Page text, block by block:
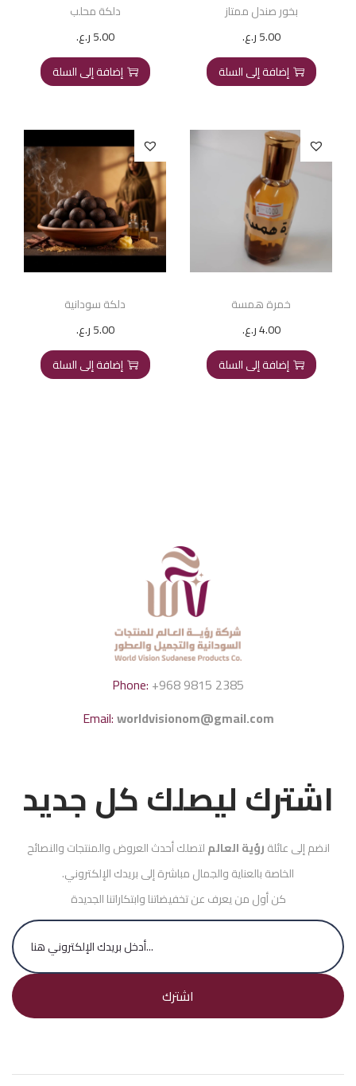
بخور صندل ممتاز
5.00ر.ع.
إضافة إلى السلة
دلكة محلب
5.00ر.ع.
إضافة إلى السلة
خمرة همسة
4.00ر.ع.
إضافة إلى السلة
دلكة سودانية
5.00ر.ع.
إضافة إلى السلة
Phone: +968 9815 2385
Email:worldvisionom@gmail.com
اشترك ليصلك كل جديد
انضم إلى عائلةرؤية العالملتصلك أحدث العروض والمنتجات والنصائح
الخاصة بالعناية والجمال مباشرة إلى بريدك الإلكتروني.
كن أول من يعرف عن تخفيضاتنا وابتكاراتنا الجديدة
اشترك